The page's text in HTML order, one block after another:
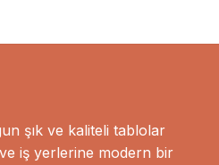
şık ve kaliteli tablolar
iş yerlerine modern bir